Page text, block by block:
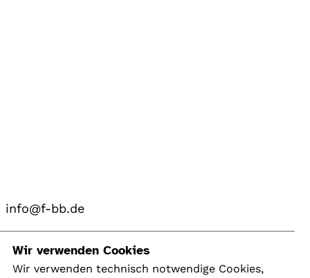
info@f-bb.de
Navigation
Wir verwenden Cookies
Wir verwenden technisch notwendige Cookies,